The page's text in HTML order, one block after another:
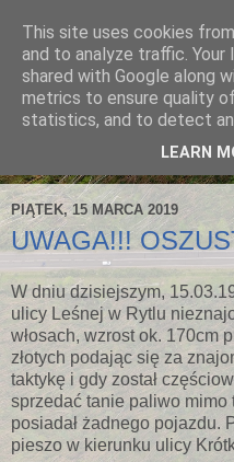
PIĄTEK, 15 MARCA 2019
UWAGA!!!
W dniu dzisiejszym,
ulicy Leśnej w Rytlu
włosach, wzrost ok. 170cm
złotych podając się za
taktykę i gdy został
sprzedać tanie paliwo mimo
posiadał żadnego pojazdu.
pieszo w kierunku ulicy
This site uses cookies
and to analyze traffic. Your
shared with Google along
metrics to ensure quality
statistics, and to detect
LEARN